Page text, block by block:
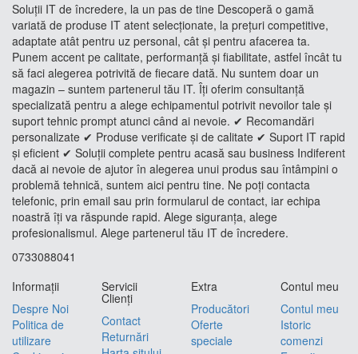
Soluții IT de încredere, la un pas de tine Descoperă o gamă
variată de produse IT atent selecționate, la prețuri competitive,
adaptate atât pentru uz personal, cât și pentru afacerea ta.
Punem accent pe calitate, performanță și fiabilitate, astfel încât tu
să faci alegerea potrivită de fiecare dată. Nu suntem doar un
magazin – suntem partenerul tău IT. Îți oferim consultanță
specializată pentru a alege echipamentul potrivit nevoilor tale și
suport tehnic prompt atunci când ai nevoie. ✔ Recomandări
personalizate ✔ Produse verificate și de calitate ✔ Suport IT rapid
și eficient ✔ Soluții complete pentru acasă sau business Indiferent
dacă ai nevoie de ajutor în alegerea unui produs sau întâmpini o
problemă tehnică, suntem aici pentru tine. Ne poți contacta
telefonic, prin email sau prin formularul de contact, iar echipa
noastră îți va răspunde rapid. Alege siguranța, alege
profesionalismul. Alege partenerul tău IT de încredere.
0733088041
Informaţii
Despre Noi
Politica de
utilizare
Servicii
Clienţi
Contact
Returnări
Extra
Producători
Oferte
speciale
Contul meu
Contul meu
Istoric
comenzi